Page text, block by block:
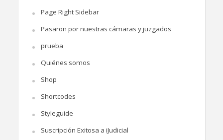
Page Right Sidebar
Pasaron por nuestras cámaras y juzgados
prueba
Quiénes somos
Shop
Shortcodes
Styleguide
Suscripción Exitosa a iJudicial